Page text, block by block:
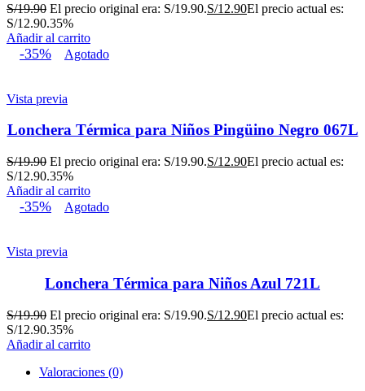
S/19.90 El precio original era: S/19.90.S/12.90El precio actual es:
S/12.90.35%
Añadir al carrito
-35% Agotado
Vista previa
Lonchera Térmica para Niños Pingüino Negro 067L
S/19.90 El precio original era: S/19.90.S/12.90El precio actual es:
S/12.90.35%
Añadir al carrito
-35% Agotado
Vista previa
Lonchera Térmica para Niños Azul 721L
S/19.90 El precio original era: S/19.90.S/12.90El precio actual es:
S/12.90.35%
Añadir al carrito
Valoraciones (0)